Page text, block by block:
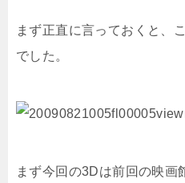
まず正直に言っておくと、
でした。
まず今回の3Dは前回の映画